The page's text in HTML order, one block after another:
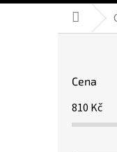
Domů
Cena
810 Kč